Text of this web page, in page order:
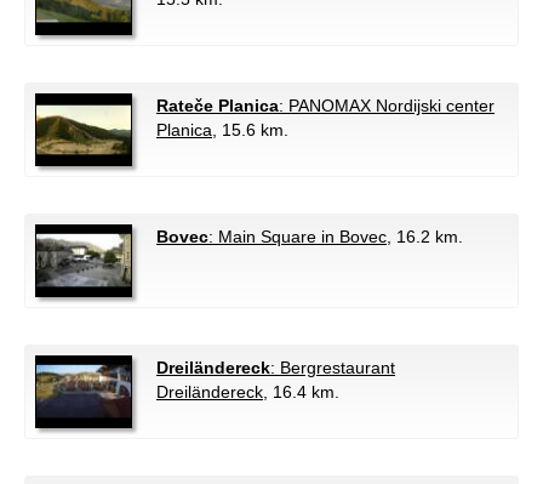
Rateče Planica: PANOMAX Nordijski center
Planica , 15.6 km.
Bovec: Main Square in Bovec , 16.2 km.
Dreiländereck: Bergrestaurant
Dreiländereck , 16.4 km.